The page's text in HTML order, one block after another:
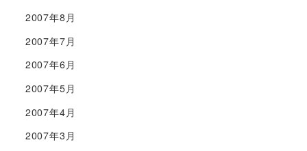
2007年8月
2007年7月
2007年6月
2007年5月
2007年4月
2007年3月